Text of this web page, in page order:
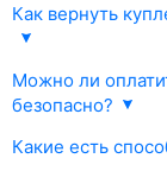
В ответ мы
и их стоимости.
2. Выберите поезд
нужный вам поезд,
3. Забронируйте
вариантов.
Как вернуть
в соответствии с
вамне нужноидти
Можно ли
безопасно?
данные
Какие есть